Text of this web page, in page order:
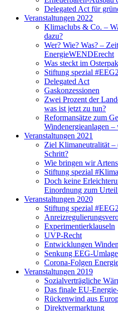
Delegated Act für
Veranstaltungen 2022
Klimaclubs & Co. –
dazu?
Wer? Wie? Was? –
EnergieWENDErecht
Was steckt im
Stiftung spezial
Delegated Act
Gaskonzessionen
Zwei Prozent der
was ist jetzt zu tun?
Reformansätze zum
Windenergieanlagen –
Veranstaltungen 2021
Ziel Klimaneutralität –
Schritt?
Wie bringen wir
Stiftung spezial
Doch keine
Einordnung zum
Veranstaltungen 2020
Stiftung spezial
Experimentierklauseln
UVP-Recht
Entwicklungen
Senkung EEG-Umlage
Corona-Folgen
Veranstaltungen 2019
Sozialverträgliche
Das finale EU-
Rückenwind aus
Direktvermarktung